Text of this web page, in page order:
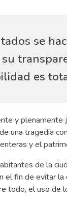
se
es
y plenamente
una tragedia
y el
de la
el fin de evitar
todo, el uso de